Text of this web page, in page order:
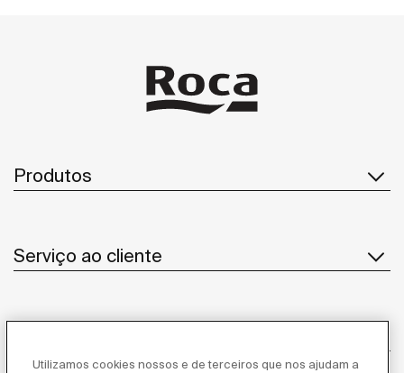
Produtos
Serviço ao cliente
Utilizamos cookies nossos e de terceiros que nos ajudam a